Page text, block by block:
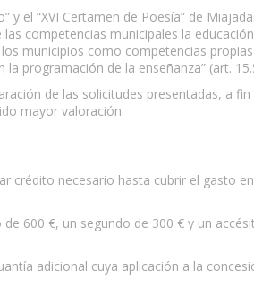
el “XVI Certamen de Poesía” de
competencias municipales la
municipios como competencias propias
programación de la enseñanza” (art.
de las solicitudes presentadas, a fin
mayor valoración.
crédito necesario hasta cubrir el gasto
600 €, un segundo de 300 € y un
adicional cuya aplicación a la